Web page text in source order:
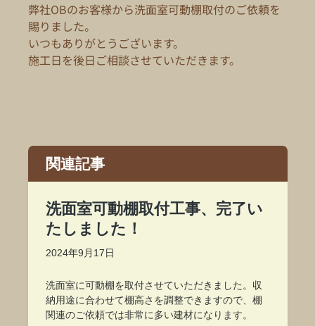
弊社OBのお客様から洗面室可動棚取付のご依頼を
賜りました。
いつもありがとうございます。
施工日を後日ご相談させていただきます。